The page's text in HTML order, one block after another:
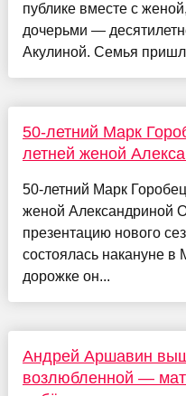
публике вместе с
дочерьми —
Акулиной. Семья
50-летний Марк
летней женой
50-летний Марк
женой Александриной
презентацию нового
состоялась накануне в
дорожке он...
Андрей Аршавин
возлюбленной —